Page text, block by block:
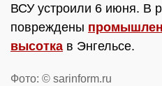
ВСУ устроили 6 июня. В
повреждены
высотка в Энгельсе.
Фото: © sarinform.ru